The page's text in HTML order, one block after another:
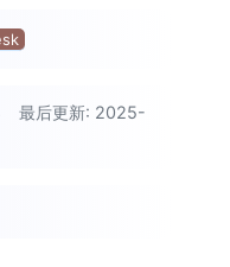
最后更新: 2025-